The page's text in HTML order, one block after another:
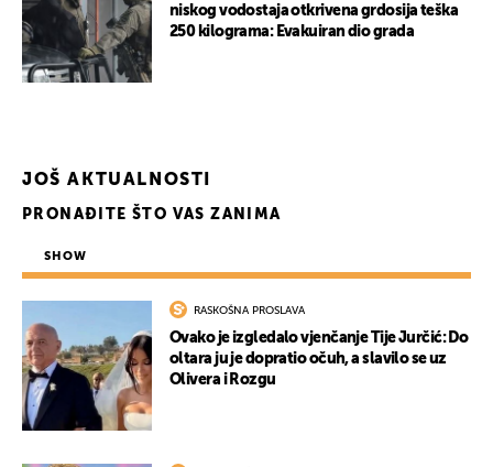
niskog vodostaja otkrivena grdosija teška
250 kilograma: Evakuiran dio grada
JOŠ AKTUALNOSTI
PRONAĐITE ŠTO VAS ZANIMA
SHOW
RASKOŠNA PROSLAVA
Ovako je izgledalo vjenčanje Tije Jurčić: Do
oltara ju je dopratio očuh, a slavilo se uz
Olivera i Rozgu